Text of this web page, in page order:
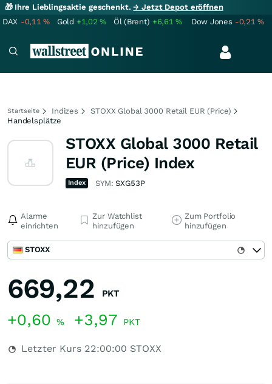
🎁 Ihre Lieblingsaktie geschenkt.→ Jetzt Depot eröffnen
DAX -0,11% Gold +1,02% Öl (Brent) +6,61% Dow Jones -0,21%
Startseite Indizes
STOXX Global 3000 Retail EUR (Price)
Handelsplätze
STOXX Global 3000 Retail
EUR (Price) Index
Index SYM:SXG53P
Alarme
einrichten
Zur Watchlist
hinzufügen
Zum Portfolio
hinzufügen
STOXX
669,22 PKT
+0,60 % +3,97 PKT
Letzter Kurs 22:00:00 STOXX